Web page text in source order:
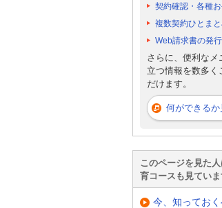
契約確認・各種
複数契約ひとま
Web請求書の発
さらに、便利なメ
立つ情報を数多く
だけます。
何ができるか
このページを見た
育コースも見てい
今、知ってお